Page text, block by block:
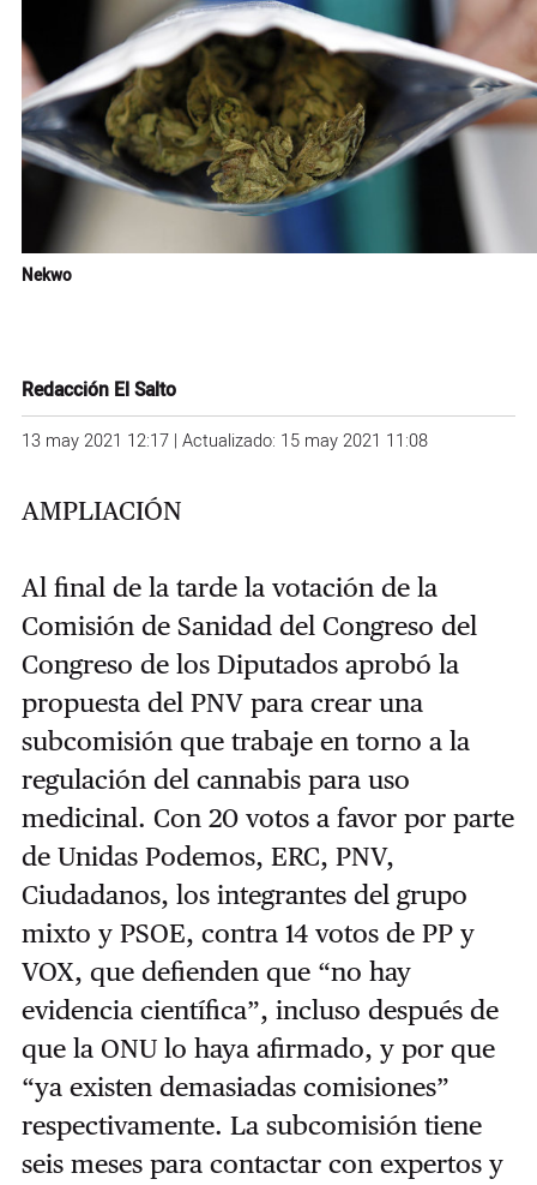
Nekwo
Redacción El Salto
13 may 2021 12:17 | Actualizado: 15 may 2021 11:08
AMPLIACIÓN
Al final de la tarde la votación de la
Comisión de Sanidad del Congreso del
Congreso de los Diputados aprobó la
propuesta del PNV para crear una
subcomisión que trabaje en torno a la
regulación del cannabis para uso
medicinal. Con 20 votos a favor por parte
de Unidas Podemos, ERC, PNV,
Ciudadanos, los integrantes del grupo
mixto y PSOE, contra 14 votos de PP y
VOX, que defienden que “no hay
evidencia científica”, incluso después de
que la ONU lo haya afirmado, y por que
“ya existen demasiadas comisiones”
respectivamente. La subcomisión tiene
seis meses para contactar con expertos y